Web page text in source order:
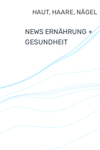
HAUT, HAARE, NÄGEL
NEWS ERNÄHRUNG +
GESUNDHEIT